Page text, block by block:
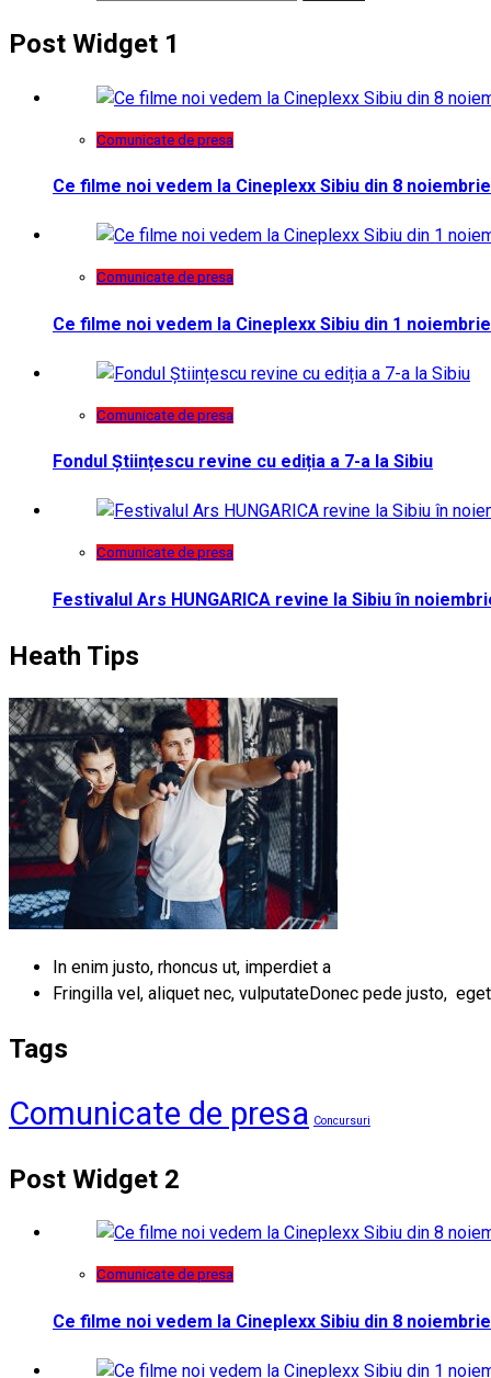
Post Widget 1
Comunicate de presa
Ce filme noi vedem la Cineplexx Sibiu din 8 noiembrie
Comunicate de presa
Ce filme noi vedem la Cineplexx Sibiu din 1 noiembrie
Comunicate de presa
Fondul Științescu revine cu ediția a 7-a la Sibiu
Comunicate de presa
Festivalul Ars HUNGARICA revine la Sibiu în
Heath Tips
In enim justo, rhoncus ut, imperdiet a
Fringilla vel, aliquet nec, vulputateDonec pede justo,
Tags
Comunicate de presa Concursuri
Post Widget 2
Comunicate de presa
Ce filme noi vedem la Cineplexx Sibiu din 8 noiembrie